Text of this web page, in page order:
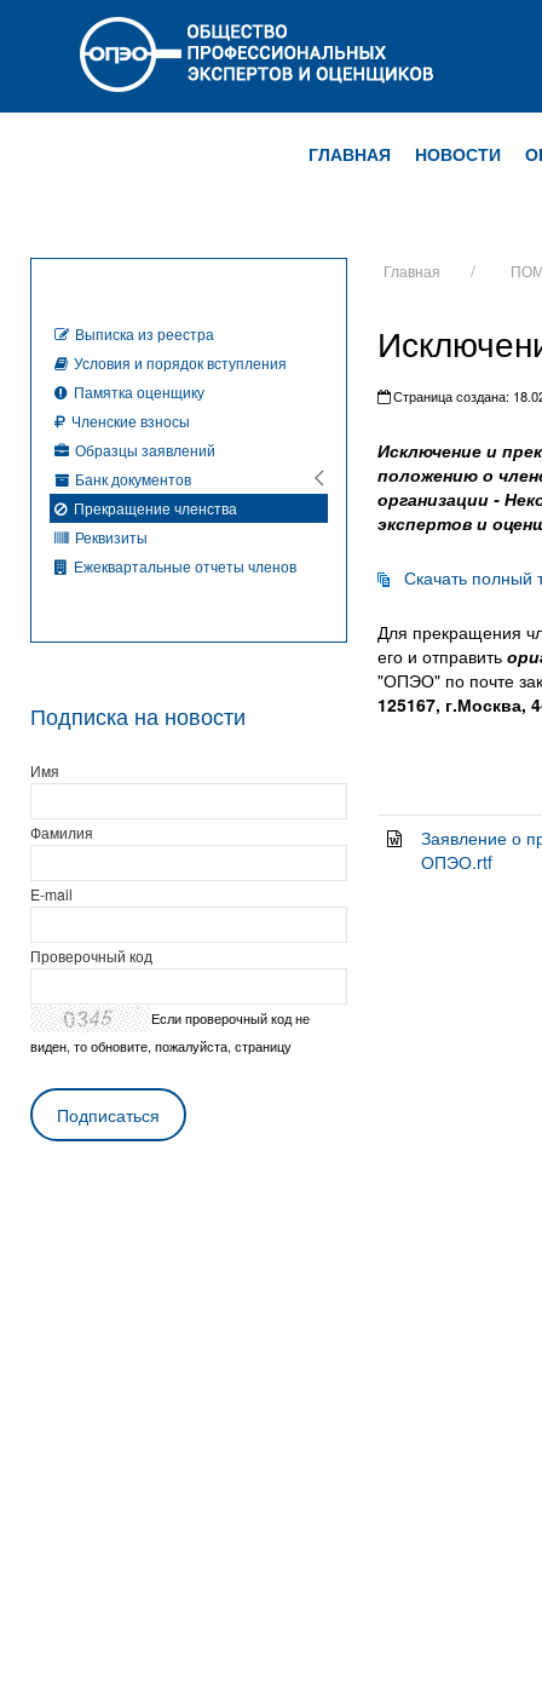
ГЛАВНАЯ НОВОСТИ
Главная
Страница создана:
Исключение и
положению о
организации -
экспертов и
Скачать
Для прекращения
его и отправить
"ОПЭО" по почте
125167, г.Москва,
Заявление о
ОПЭО.rtf
Выписка из реестра
Условия и порядок вступления
Памятка оценщику
Членские взносы
Образцы заявлений
Банк документов
Прекращение членства
Реквизиты
Ежеквартальные отчеты членов
Подписка на новости
Имя
Фамилия
E-mail
Проверочный код
Если проверочный код не
виден, то обновите, пожалуйста, страницу